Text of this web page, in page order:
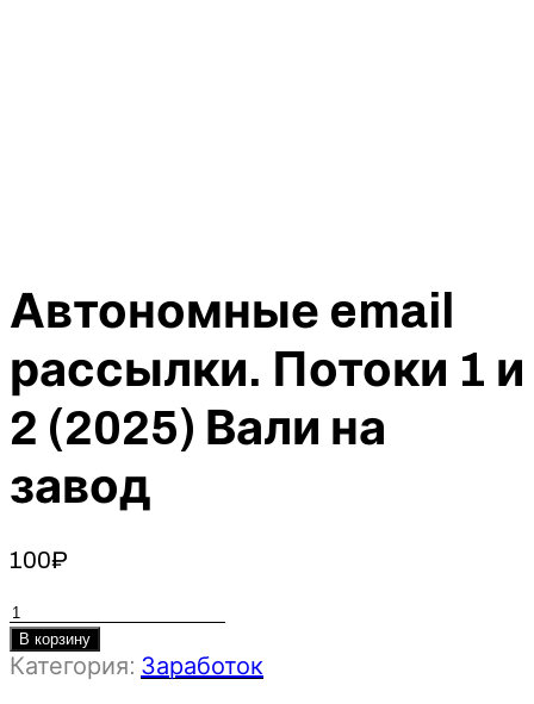
Автономные email
рассылки. Потоки 1 и
2 (2025) Вали на
завод
100₽
Количество
товара
Автономные
В корзину
Категория: Заработок